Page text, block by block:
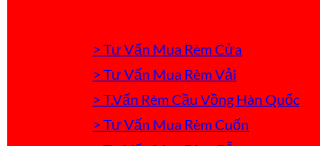
> Tư Vấn Mua Rèm Cửa
> Tư Vấn Mua Rèm Vải
> T.Vấn Rèm Cầu Vồng Hàn Quốc
> Tư Vấn Mua Rèm Cuốn